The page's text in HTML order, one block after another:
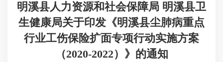
明溪县人力资源和社会保障局 明溪县卫
生健康局关于印发《明溪县尘肺病重点
行业工伤保险扩面专项行动实施方案
（2020-2022）》的通知